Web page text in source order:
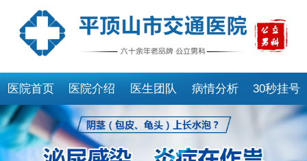
医院首页 医院介绍 医生团队 病情分析 30秒挂号